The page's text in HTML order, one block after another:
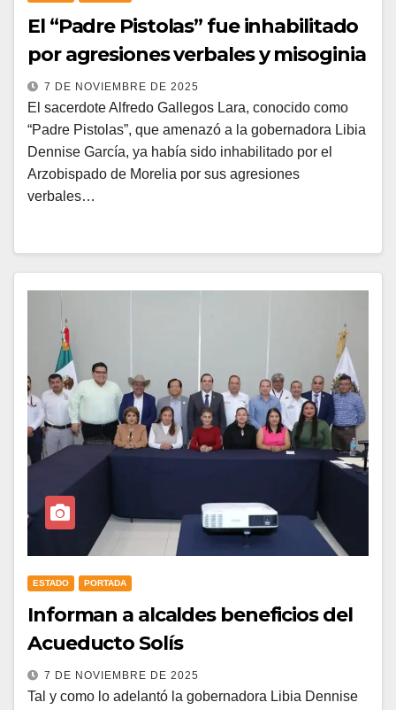
El “Padre Pistolas” fue inhabilitado
por agresiones verbales y misoginia
7 DE NOVIEMBRE DE 2025
El sacerdote Alfredo Gallegos Lara, conocido como
“Padre Pistolas”, que amenazó a la gobernadora Libia
Dennise García, ya había sido inhabilitado por el
Arzobispado de Morelia por sus agresiones
verbales…
ESTADO PORTADA
Informan a alcaldes beneficios del
Acueducto Solís
7 DE NOVIEMBRE DE 2025
Tal y como lo adelantó la gobernadora Libia Dennise